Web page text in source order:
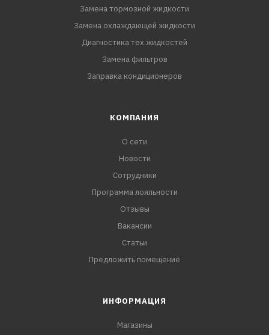
Замена тормозной жидкости
Замена охлаждающей жидкости
Диагностика тех.жидкостей
Замена фильтров
Заправка кондиционеров
КОМПАНИЯ
О сети
Новости
Сотрудники
Программа лояльности
Отзывы
Вакансии
Статьи
Предложить помещение
ИНФОРМАЦИЯ
Магазины